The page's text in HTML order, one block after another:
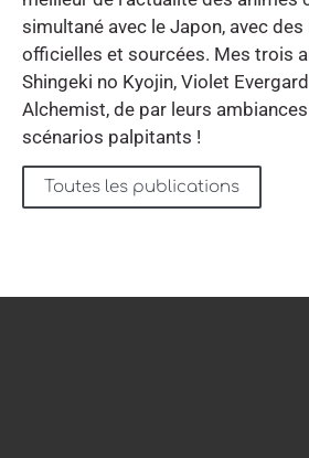
simultané avec le Japon, avec
officielles et sourcées. Mes trois
Shingeki no Kyojin, Violet
Alchemist, de par leurs
scénarios palpitants !
Toutes les publications